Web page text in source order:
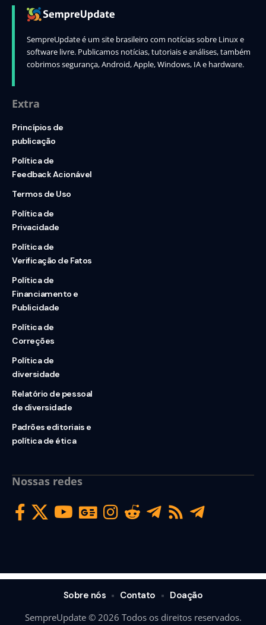
SempreUpdate é um site brasileiro com notícias sobre Linux e
software livre. Publicamos notícias, tutoriais e análises, também
cobrimos segurança, Android, Apple, Windows, IA e hardware.
Extra
Princípios de
publicação
Política de
Feedback Acionável
Termos de Uso
Política de
Privacidade
Política de
Verificação de Fatos
Política de
Financiamento e
Publicidade
Política de
Correções
Política de
diversidade
Relatório de pessoal
de diversidade
Padrões editoriais e
política de ética
Nossas redes
SempreUpdate © 2026 Todos os direitos reservados.
Sobre nós Contato Doação